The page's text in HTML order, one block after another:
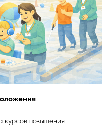
курсов повышения